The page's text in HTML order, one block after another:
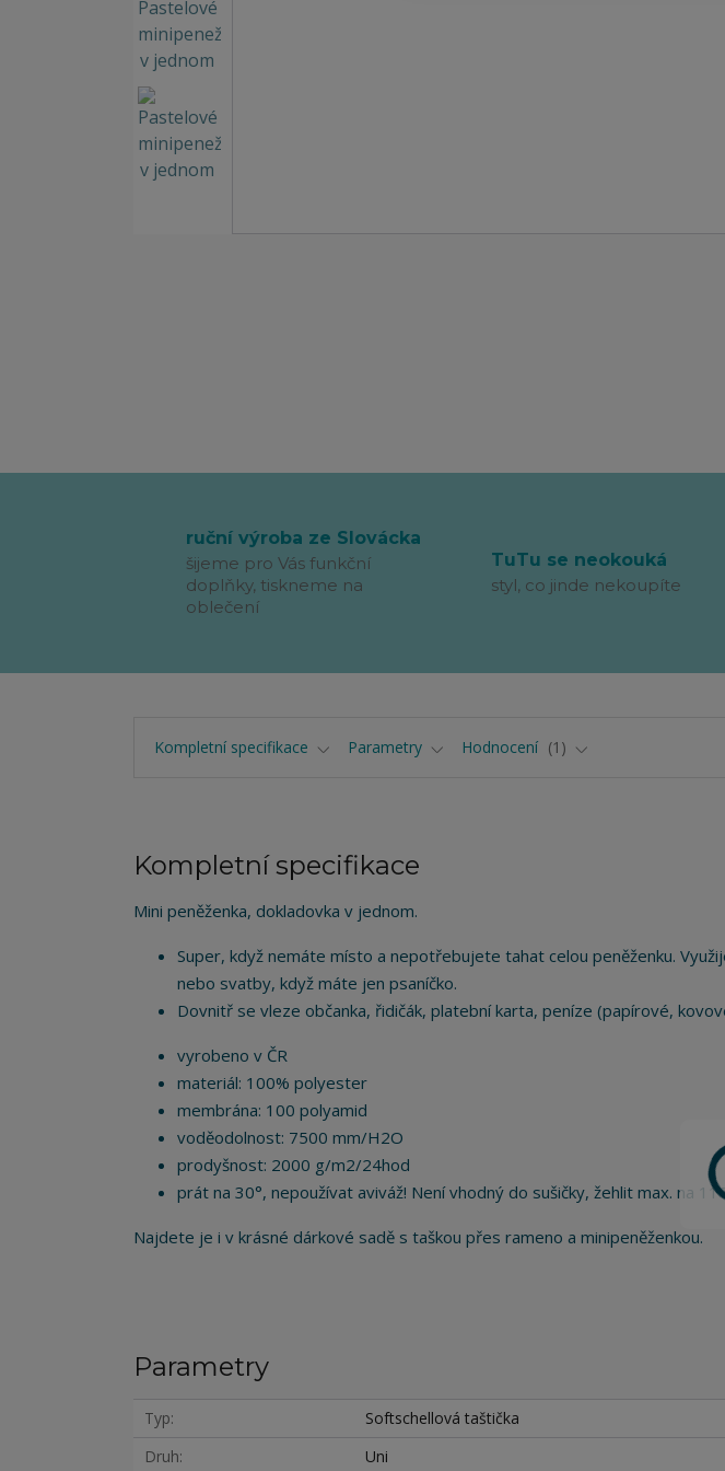
ruční výroba ze Slovácka
šijeme pro Vás funkční
doplňky, tiskneme na
oblečení
TuTu se neokouká
styl, co jinde nekoupíte
Kompletní specifikace Parametry Hodnocení 1
Kompletní specifikace
Mini peněženka, dokladovka v jednom.
Super, když nemáte místo a nepotřebujete tahat celou peněženku.
nebo svatby, když máte jen psaníčko.
Dovnitř se vleze občanka, řidičák, platební karta, peníze (papírové,
vyrobeno v ČR
materiál: 100% polyester
membrána: 100 polyamid
voděodolnost: 7500 mm/H2O
prodyšnost: 2000 g/m2/24hod
prát na 30°, nepoužívat aviváž! Není vhodný do sušičky, žehlit max. na
Najdete je i v krásné dárkové sadě s taškou přes rameno a minipeněženkou.
Parametry
Typ
Softschellová taštička
Druh
Uni